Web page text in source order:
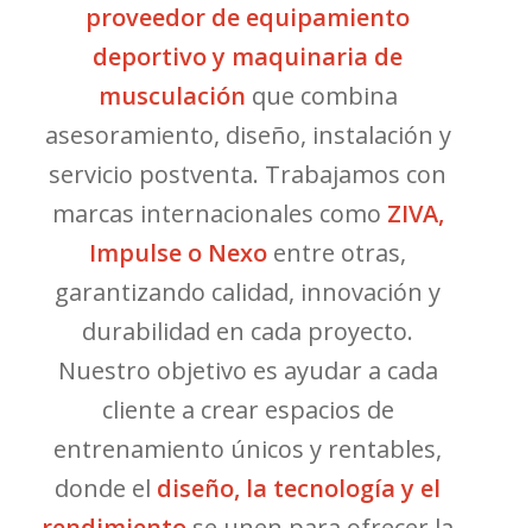
proveedor de equipamiento
deportivo y maquinaria de
musculación que combina
asesoramiento, diseño, instalación y
servicio postventa. Trabajamos con
marcas internacionales como ZIVA,
Impulse o Nexo entre otras,
garantizando calidad, innovación y
durabilidad en cada proyecto.
Nuestro objetivo es ayudar a cada
cliente a crear espacios de
entrenamiento únicos y rentables,
donde el diseño, la tecnología y el